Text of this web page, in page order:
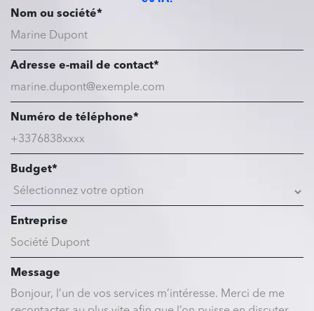
Nom ou société*
Adresse e-mail de contact*
Numéro de téléphone*
Budget*
Entreprise
Message